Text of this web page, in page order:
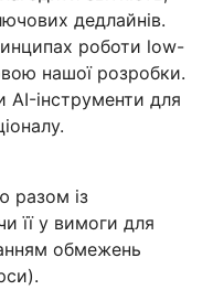
дедлайнів.
роботи low-
нашої розробки.
AI-інструменти для
разом із
її у вимоги для
обмежень